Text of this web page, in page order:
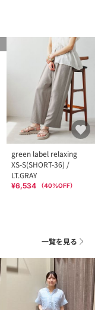
green label relaxing
XS-S(SHORT-36) /
LT.GRAY
¥6,534 （40%OFF）
一覧を見る